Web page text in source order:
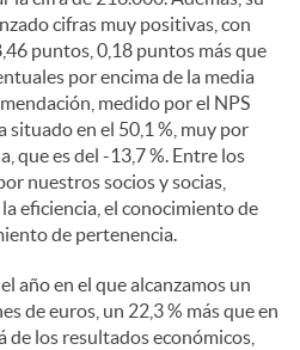
cifras muy positivas, con
puntos, 0,18 puntos más que
por encima de la media
medido por el NPS
situado en el 50,1 %, muy por
que es del -13,7 %. Entre los
nuestros socios y socias,
eficiencia, el conocimiento de
de pertenencia.
año en el que alcanzamos un
de euros, un 22,3 % más que en
de los resultados económicos,